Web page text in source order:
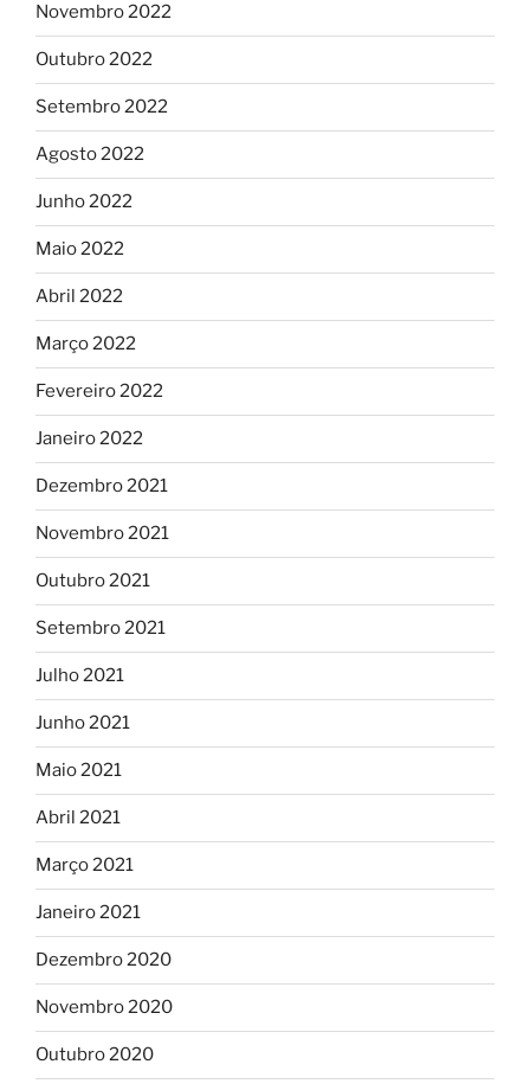
Novembro 2022
Outubro 2022
Setembro 2022
Agosto 2022
Junho 2022
Maio 2022
Abril 2022
Março 2022
Fevereiro 2022
Janeiro 2022
Dezembro 2021
Novembro 2021
Outubro 2021
Setembro 2021
Julho 2021
Junho 2021
Maio 2021
Abril 2021
Março 2021
Janeiro 2021
Dezembro 2020
Novembro 2020
Outubro 2020